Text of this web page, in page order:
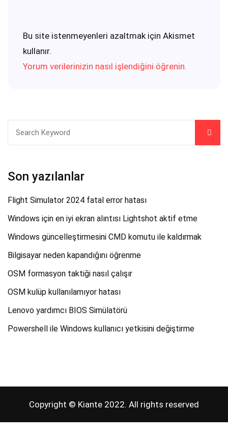
Bu site istenmeyenleri azaltmak için Akismet
kullanır.
Yorum verilerinizin nasıl işlendiğini öğrenin.
Son yazılanlar
Flight Simulator 2024 fatal error hatası
Windows için en iyi ekran alıntısı Lightshot aktif etme
Windows güncelleştirmesini CMD komutu ile kaldırmak
Bilgisayar neden kapandığını öğrenme
OSM formasyon taktiği nasıl çalışır
OSM kulüp kullanılamıyor hatası
Lenovo yardımcı BIOS Simülatörü
Powershell ile Windows kullanıcı yetkisini değiştirme
Copyright © Kiante 2022. All rights reserved